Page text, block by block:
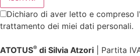
Dichiaro di aver letto e compreso l'
trattamento dei miei dati personali.
ATOTUS® di Silvia Atzori | Partita